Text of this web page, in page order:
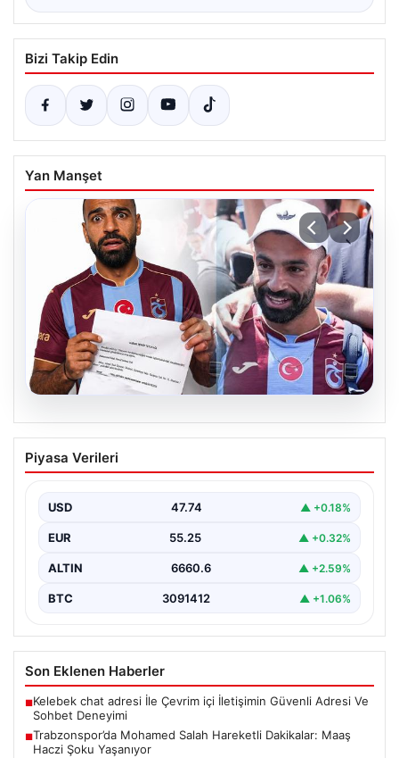
Bizi Takip Edin
Yan Manşet
07.08.2026
Trabzonspor’da Mohamed Salah
Hareketli Dakikalar: Maaş Haczi Şoku
Geçtiğimiz günlerde Trabzonspor'un kadrosuna kattığı
transferin hemen ardından…
Piyasa Verileri
USD 47.74 ▲ +0.18%
EUR 55.25 ▲ +0.32%
ALTIN 6660.6 ▲ +2.59%
BTC 3091412 ▲ +1.06%
Son Eklenen Haberler
■Kelebek chat adresi İle Çevrim içi İletişimin Güvenli Adresi Ve
Sohbet Deneyimi
■Trabzonspor’da Mohamed Salah Hareketli Dakikalar: Maaş
Haczi Şoku Yaşanıyor